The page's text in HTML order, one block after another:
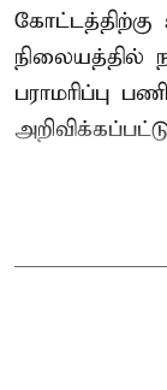
நிலையத்தில்
பராமரிப்பு